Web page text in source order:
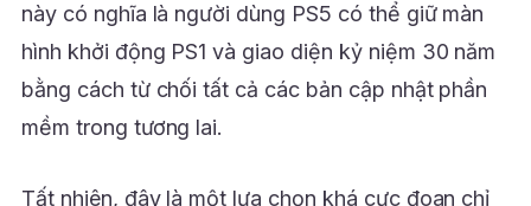
này có nghĩa là người dùng PS5 có thể giữ màn
hình khởi động PS1 và giao diện kỷ niệm 30 năm
bằng cách từ chối tất cả các bản cập nhật phần
mềm trong tương lai.
Tất nhiên, đây là một lựa chọn khá cực đoan chỉ